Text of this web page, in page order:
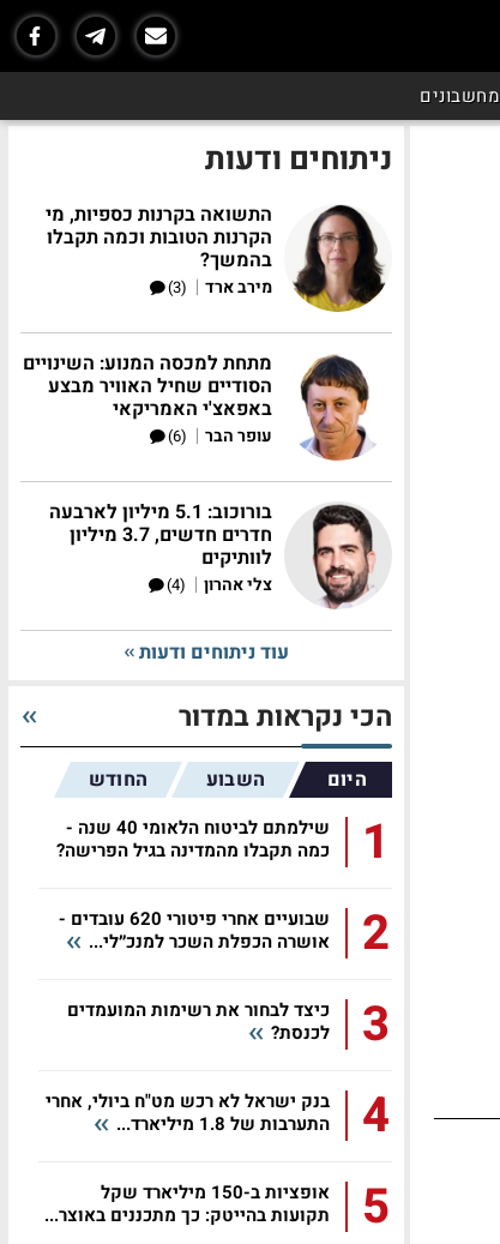
מחשבונים
ניתוחים ודעות
התשואה בקרנות כספיות, מי
הקרנות הטובות וכמה תקבלו
בהמשך?
מירב ארד |
(3)
מתחת למכסה המנוע: השינויים
הסודיים שחיל האוויר מבצע
באפאצ'י האמריקאי
עופר הבר |
(6)
בורוכוב: 5.1 מיליון לארבעה
חדרים חדשים, 3.7 מיליון
לוותיקים
צלי אהרון |
(4)
עוד ניתוחים ודעות
הכי נקראות במדור
היום השבוע החודש
1
שילמתם לביטוח הלאומי 40 שנה -
כמה תקבלו מהמדינה בגיל הפרישה?
2
שבועיים אחרי פיטורי 620 עובדים -
אושרה הכפלת השכר למנכ״לי...
3
כיצד לבחור את רשימות המועמדים
לכנסת?
4
בנק ישראל לא רכש מט"ח ביולי, אחרי
התערבות של 1.8 מיליארד...
5
אופציות ב-150 מיליארד שקל
תקועות בהייטק: כך מתכננים באוצר...